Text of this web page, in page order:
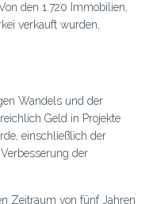
den 1.720 Immobilien,
verkauft wurden,
Wandels und der
Geld in Projekte
einschließlich der
der
Zeitraum von fünf Jahren